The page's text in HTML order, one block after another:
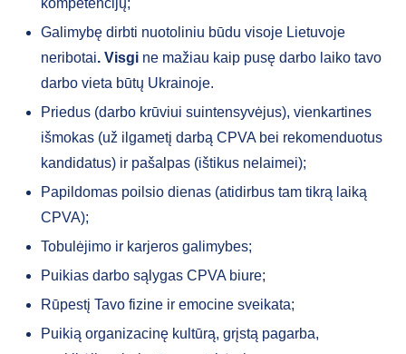
kompetencijų;
Galimybę dirbti nuotoliniu būdu visoje Lietuvoje
neribotai. Visgi ne mažiau kaip pusę darbo laiko tavo
darbo vieta būtų Ukrainoje.
Priedus (darbo krūviui suintensyvėjus), vienkartines
išmokas (už ilgametį darbą CPVA bei rekomenduotus
kandidatus) ir pašalpas (ištikus nelaimei);
Papildomas poilsio dienas (atidirbus tam tikrą laiką
CPVA);
Tobulėjimo ir karjeros galimybes;
Puikias darbo sąlygas CPVA biure;
Rūpestį Tavo fizine ir emocine sveikata;
Puikią organizacinę kultūrą, grįstą pagarba,